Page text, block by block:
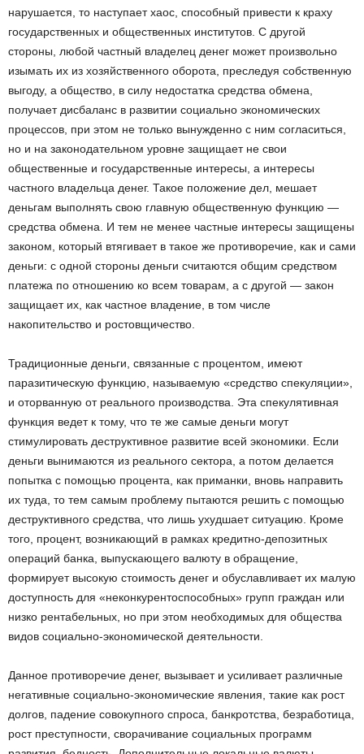
нарушается, то наступает хаос, способный привести к краху
государственных и общественных институтов. С другой
стороны, любой частный владелец денег может произвольно
изымать их из хозяйственного оборота, преследуя собственную
выгоду, а общество, в силу недостатка средства обмена,
получает дисбаланс в развитии социально экономических
процессов, при этом не только вынужденно с ним согласиться,
но и на законодательном уровне защищает не свои
общественные и государственные интересы, а интересы
частного владельца денег. Такое положение дел, мешает
деньгам выполнять свою главную общественную функцию —
средства обмена. И тем не менее частные интересы защищены
законом, который втягивает в такое же противоречие, как и сами
деньги: с одной стороны деньги считаются общим средством
платежа по отношению ко всем товарам, а с другой — закон
защищает их, как частное владение, в том числе
накопительство и ростовщичество.
Традиционные деньги, связанные с процентом, имеют
паразитическую функцию, называемую «средство спекуляции»,
и оторванную от реального производства. Эта спекулятивная
функция ведет к тому, что те же самые деньги могут
стимулировать деструктивное развитие всей экономики. Если
деньги вынимаются из реального сектора, а потом делается
попытка с помощью процента, как приманки, вновь направить
их туда, то тем самым проблему пытаются решить с помощью
деструктивного средства, что лишь ухудшает ситуацию. Кроме
того, процент, возникающий в рамках кредитно-депозитных
операций банка, выпускающего валюту в обращение,
формирует высокую стоимость денег и обуславливает их малую
доступность для «неконкурентоспособных» групп граждан или
низко рентабельных, но при этом необходимых для общества
видов социально-экономической деятельности.
Данное противоречие денег, вызывает и усиливает различные
негативные социально-экономические явления, такие как рост
долгов, падение совокупного спроса, банкротства, безработица,
рост преступности, сворачивание социальных программ